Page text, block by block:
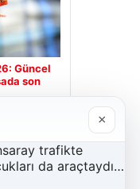
Güncel
son
×